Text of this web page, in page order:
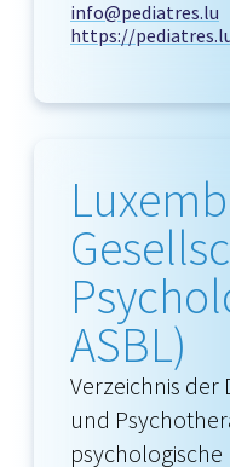
info@pediatres.lu
https://
ASBL)
Verzeichnis
und
psychologische